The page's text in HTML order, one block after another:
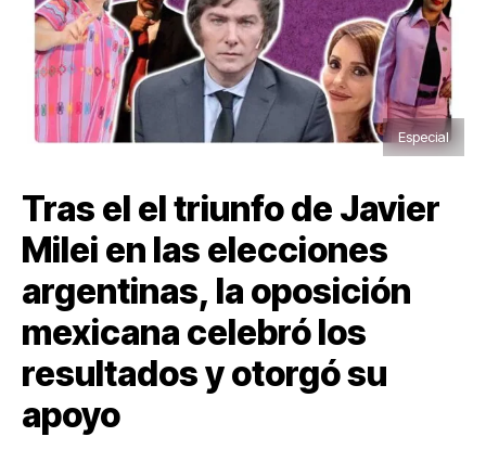
Especial
Tras el el triunfo de Javier
Milei en las elecciones
argentinas, la oposición
mexicana celebró los
resultados y otorgó su
apoyo